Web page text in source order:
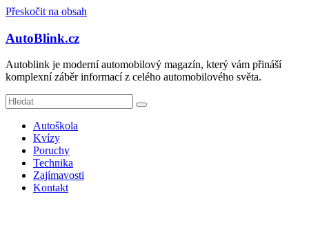
Přeskočit na obsah
AutoBlink.cz
Autoblink je moderní automobilový magazín, který vám přináší
komplexní záběr informací z celého automobilového světa.
Autoškola
Kvízy
Poruchy
Technika
Zajímavosti
Kontakt